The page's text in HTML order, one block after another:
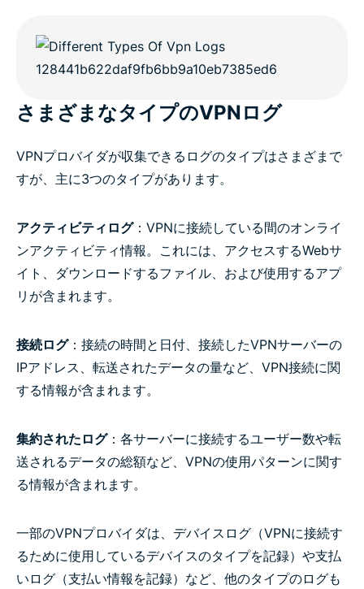
さまざまなタイプのVPNログ
VPNプロバイダが収集できるログのタイプはさまざまで
すが、主に3つのタイプがあります。
アクティビティログ：VPNに接続している間のオンライ
ンアクティビティ情報。これには、アクセスするWebサ
イト、ダウンロードするファイル、および使用するアプ
リが含まれます。
接続ログ：接続の時間と日付、接続したVPNサーバーの
IPアドレス、転送されたデータの量など、VPN接続に関
する情報が含まれます。
集約されたログ：各サーバーに接続するユーザー数や転
送されるデータの総額など、VPNの使用パターンに関す
る情報が含まれます。
一部のVPNプロバイダは、デバイスログ（VPNに接続す
るために使用しているデバイスのタイプを記録）や支払
いログ（支払い情報を記録）など、他のタイプのログも